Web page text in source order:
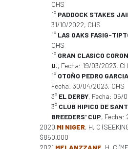
CHS
1° PADDOCK STAKES
31/10/2022, CHS
1° LAS OAKS FASIG-
CHS
1° GRAN CLASICO
U., Fecha: 19/03/2023,
1° OTOÑO PEDRO
Fecha: 30/04/2023, CHS
3° EL DERBY, Fecha: 05/
3° CLUB HIPICO DE
BREEDERS' CUP, Fecha:
2020 MI NIGER, H, C
$850.000
2021 MELANZZANE, H, C